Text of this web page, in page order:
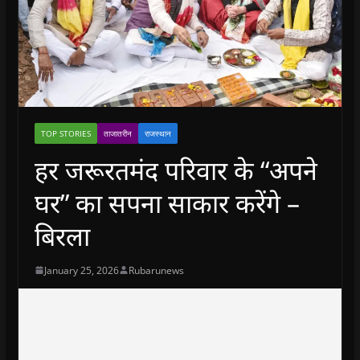
TOP STORIES ताजातरीन राजस्थान
हर जरूरतमंद परिवार के “अपने
घर” का सपना साकार करेंगे –
बिरला
January 25, 2026 Rubarunews